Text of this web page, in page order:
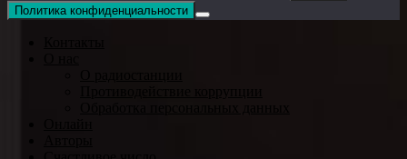
Политика конфиденциальности